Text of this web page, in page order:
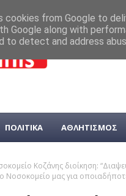
ΠΟΛΙΤΙΚΑ ΑΘΛΗΤΙΣΜΟΣ
Κοζάνης διοίκηση:
Νοσοκομείο μας για
cookies from Google to
Google along with
to detect and address